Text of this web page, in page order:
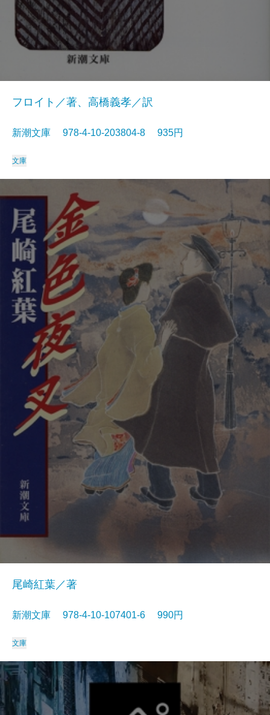
フロイト／著、高橋義孝／訳
新潮文庫 978-4-10-203804-8 935円
文庫
尾崎紅葉／著
新潮文庫 978-4-10-107401-6 990円
文庫